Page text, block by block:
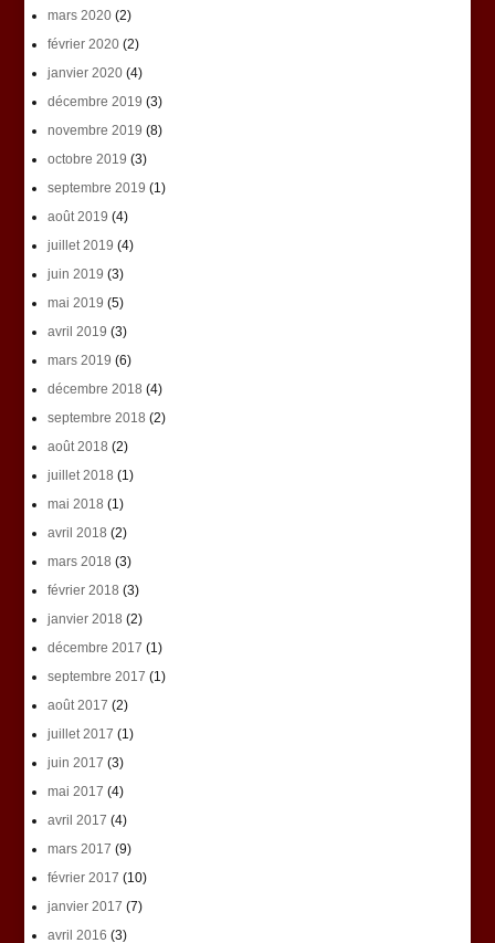
mars 2020(2)
février 2020(2)
janvier 2020(4)
décembre 2019 (3)
novembre 2019 (8)
octobre 2019 (3)
septembre 2019 (1)
août 2019 (4)
juillet 2019 (4)
juin 2019 (3)
mai 2019 (5)
avril 2019 (3)
mars 2019 (6)
décembre 2018 (4)
septembre 2018 (2)
août 2018 (2)
juillet 2018 (1)
mai 2018 (1)
avril 2018 (2)
mars 2018 (3)
février 2018 (3)
janvier 2018 (2)
décembre 2017 (1)
septembre 2017 (1)
août 2017 (2)
juillet 2017 (1)
juin 2017 (3)
mai 2017 (4)
avril 2017 (4)
mars 2017 (9)
février 2017 (10)
janvier 2017 (7)
avril 2016 (3)